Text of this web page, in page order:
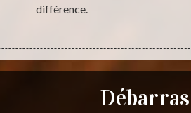
différence.